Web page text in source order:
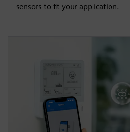
sensors to fit your application.